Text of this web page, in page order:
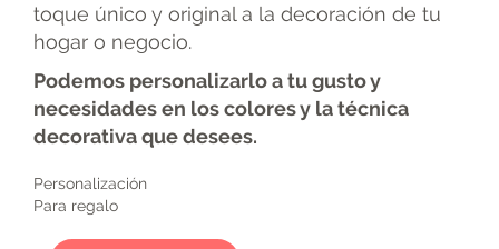
toque único y original a la decoración de tu
hogar o negocio.
Podemos personalizarlo a tu gusto y
necesidades en los colores y la técnica
decorativa que desees.
Personalización
Para regalo